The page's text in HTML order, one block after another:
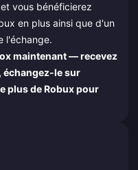
vous bénéficierez
en plus ainsi que d'un
l'échange.
maintenant — recevez
échangez-le sur
plus de Robux pour